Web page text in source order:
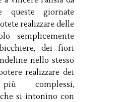
queste giornate
realizzare delle
semplicemente
dei fiori
nello stesso
realizzare dei
complessi,
si intonino con